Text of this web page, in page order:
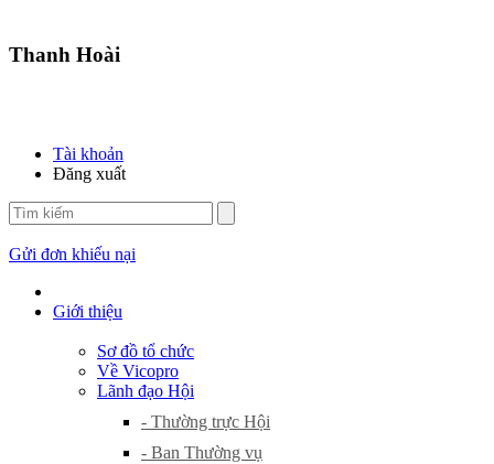
Thanh Hoài
Tài khoản
Đăng xuất
Gửi đơn khiếu nại
Giới thiệu
Sơ đồ tổ chức
Về Vicopro
Lãnh đạo Hội
- Thường trực Hội
- Ban Thường vụ